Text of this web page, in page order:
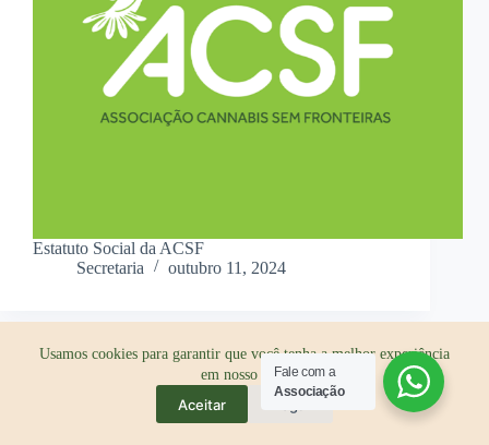
Usamos cookies para garantir que você tenha a melhor experiência
em nosso site.
Aceitar
Estatuto Social da ACSF
Secretaria
outubro 11, 2024
Fale com a
Associação